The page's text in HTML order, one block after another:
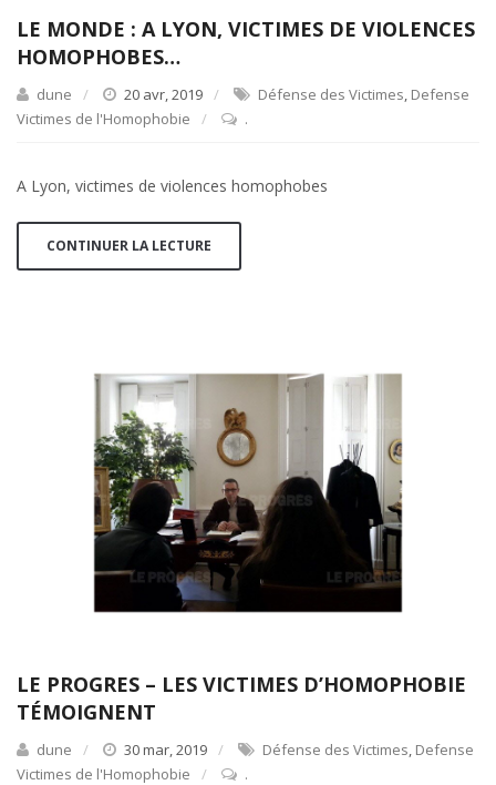
LE MONDE : A LYON, VICTIMES DE VIOLENCES
HOMOPHOBES…
dune 20 avr, 2019 Défense des Victimes, Defense
Victimes de l'Homophobie
.
A Lyon, victimes de violences homophobes
CONTINUER LA LECTURE
LE PROGRES – LES VICTIMES D’HOMOPHOBIE
TÉMOIGNENT
dune 30 mar, 2019 Défense des Victimes, Defense
Victimes de l'Homophobie
.